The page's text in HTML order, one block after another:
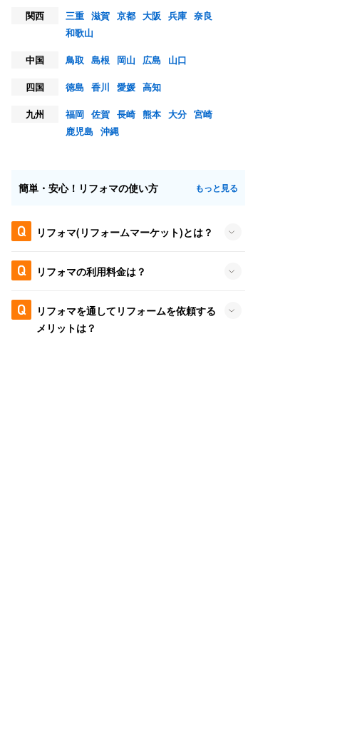
関西
三重 滋賀 京都 大阪 兵庫 奈良
和歌山
中国
鳥取 島根 岡山 広島
山口
四国
徳島 香川 愛媛 高知
九州
福岡 佐賀 長崎 熊本 大分 宮崎
鹿児島 沖縄
簡単・安心！リフォマの使い方 もっと見る
リフォマ(リフォームマーケット)とは？
リフォマの利用料金は？
リフォマを通してリフォームを依頼する
メリットは？